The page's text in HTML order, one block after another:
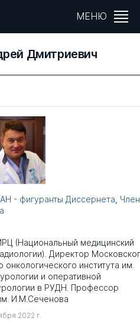
МЕНЮ
Дмитриевич
- фигуранты Диссернета
(Национальный медицинский
Директор
института им.
и оперативной
в РУДН. Профессор
И.М.Сеченова
2022 г.